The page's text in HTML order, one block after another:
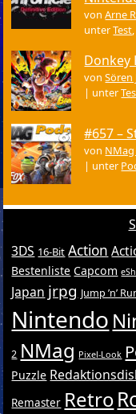
vonArne
unterTest
Donkey
vonSören
| unter
#657 –
von
| unter
3DS 16-Bit Action
Bestenliste Capcom
Japan jrpg Jump ’n’
Nintendo
2 NMag Pixel-Look
Puzzle
Remaster Retro